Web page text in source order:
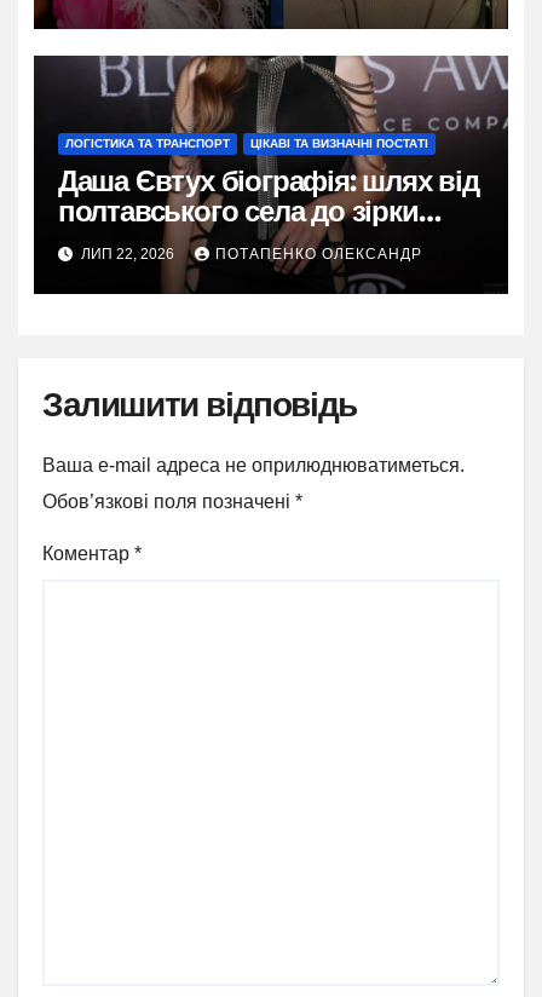
ЛОГІСТИКА ТА ТРАНСПОРТ ЦІКАВІ ТА ВИЗНАЧНІ ПОСТАТІ
Даша Євтух біографія: шлях від
полтавського села до зірки
TikTok
ЛИП 22, 2026 ПОТАПЕНКО ОЛЕКСАНДР
Залишити відповідь
Ваша e-mail адреса не оприлюднюватиметься.
Обов’язкові поля позначені *
Коментар *